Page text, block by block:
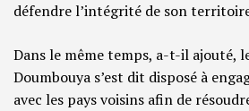
défendre l’intégrité de son
Dans le même temps, a-t-il ajouté,
Doumbouya s’est dit disposé à
avec les pays voisins afin de